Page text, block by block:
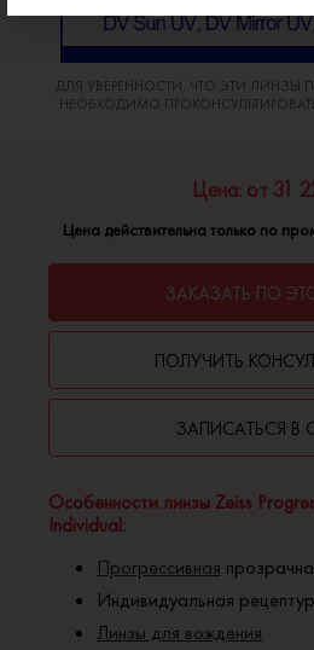
ДЛЯ УВЕРЕННОСТИ, ЧТО ЭТИ
НЕОБХОДИМО
Особенности линзы Zeiss
Individual:
Прогрессивная
Индивидуальная
Линзы для вождения
Цена: от 31
Цена действительна только по
ЗАКАЗАТЬ ПО
ПОЛУЧИТЬ
ЗАПИСАТЬСЯ В